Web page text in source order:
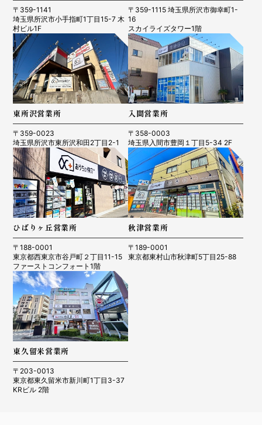
〒359-1141
埼玉県所沢市小手指町1丁目15-7 木
村ビル1F
〒359-1115 埼玉県所沢市御幸町1-
16
スカイライズタワー1階
東所沢営業所
〒359-0023
埼玉県所沢市東所沢和田2丁目2-1
入間営業所
〒358-0003
埼玉県入間市豊岡１丁目5-34 2F
ひばりヶ丘営業所
〒188-0001
東京都西東京市谷戸町２丁目11-15
ファーストコンフォート1階
秋津営業所
〒189-0001
東京都東村山市秋津町5丁目25-88
東久留米営業所
〒203-0013
東京都東久留米市新川町1丁目3-37
KRビル 2階